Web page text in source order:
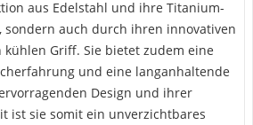
aus Edelstahl und ihre Titanium-
auch durch ihren innovativen
Griff. Sie bietet zudem eine
und eine langanhaltende
Design und ihrer
ist sie somit ein unverzichtbares